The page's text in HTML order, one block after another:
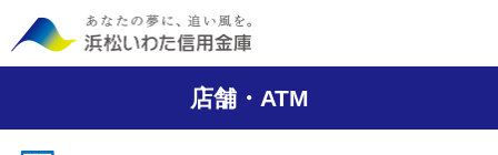
店舗・ATM